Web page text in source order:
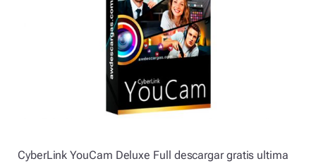
CyberLink YouCam Deluxe Full descargar gratis ultima